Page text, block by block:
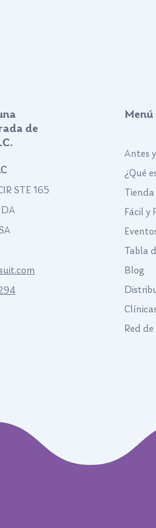
de
STE 165
Menú
Antes
¿Qué
Tienda
Fácil y
Tabla
Blog
Red